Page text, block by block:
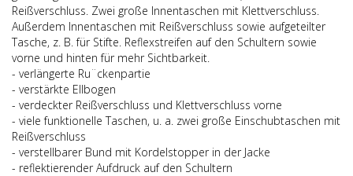
Reißverschluss. Zwei große Innentaschen mit Klettverschluss.
Außerdem Innentaschen mit Reißverschluss sowie aufgeteilter
Tasche, z. B. für Stifte. Reflexstreifen auf den Schultern sowie
vorne und hinten für mehr Sichtbarkeit.
- verlängerte Ru¨ckenpartie
- verstärkte Ellbogen
- verdeckter Reißverschluss und Klettverschluss vorne
- viele funktionelle Taschen, u. a. zwei große Einschubtaschen mit
Reißverschluss
- verstellbarer Bund mit Kordelstopper in der Jacke
- reflektierender Aufdruck auf den Schultern